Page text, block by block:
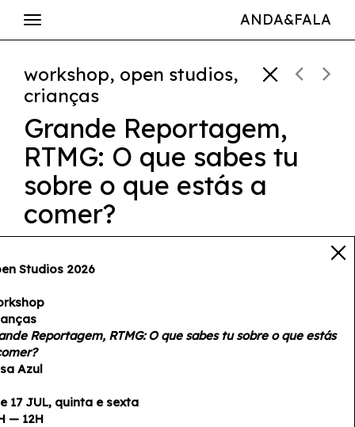
ANDA&FALA
workshop, open studios,
crianças
Grande Reportagem,
RTMG: O que sabes tu
sobre o que estás a
comer?
16h30
Studios 2026
Reportagem, RTMG: O que sabes tu sobre o que estás
Azul
17 JUL, quinta e sexta
— 12H